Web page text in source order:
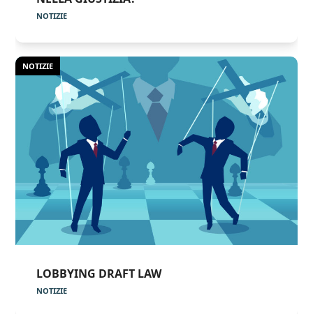
NOTIZIE
NOTIZIE
LOBBYING DRAFT LAW
NOTIZIE